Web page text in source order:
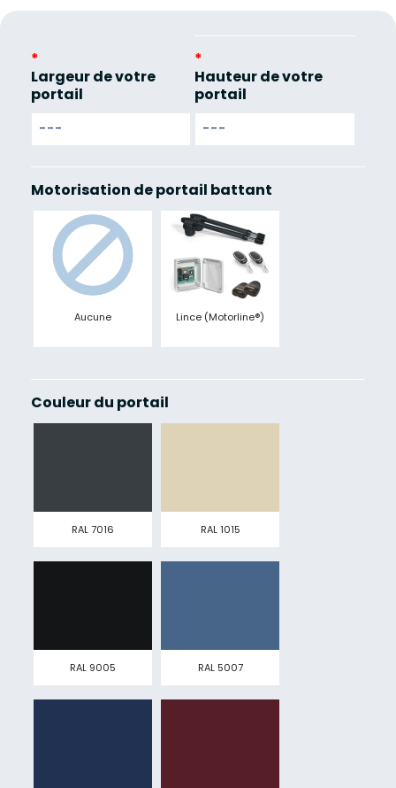
*
Largeur de votre
portail
*
Hauteur de votre
portail
Motorisation de portail battant
Aucune Lince (Motorline®)
Couleur du portail
RAL 7016 RAL 1015
RAL 9005 RAL 5007